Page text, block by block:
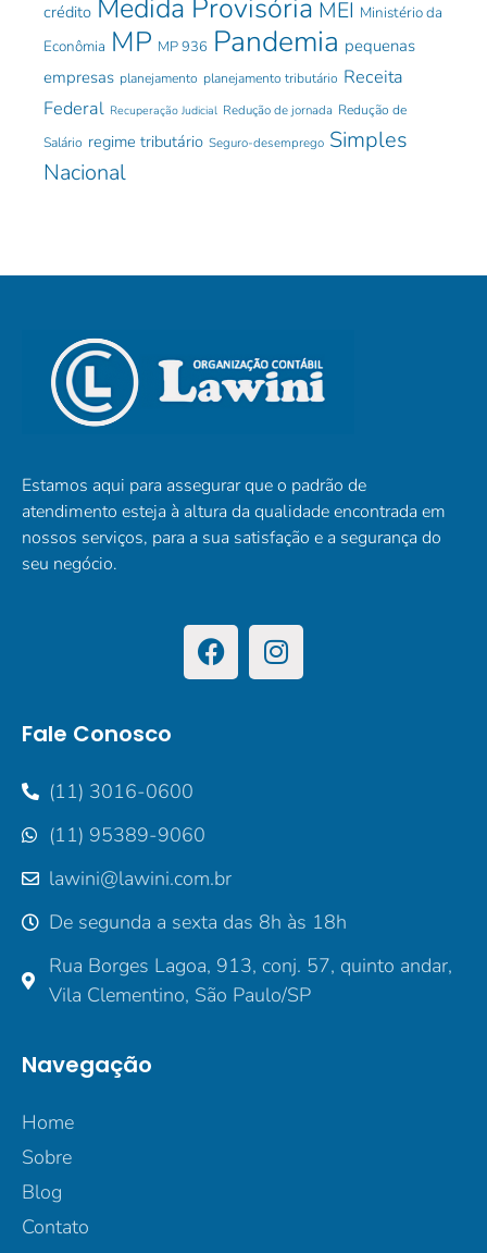
crédito Medida Provisória MEI Ministério da
Econômia MP MP 936 Pandemia pequenas
empresas planejamento planejamento tributário Receita
Federal Recuperação Judicial Redução de jornada Redução de
Salário regime tributário Seguro-desemprego Simples
Nacional
Estamos aqui para assegurar que o padrão de
atendimento esteja à altura da qualidade encontrada em
nossos serviços, para a sua satisfação e a segurança do
seu negócio.
Fale Conosco
(11) 3016-0600
(11) 95389-9060
lawini@lawini.com.br
De segunda a sexta das 8h às 18h
Rua Borges Lagoa, 913, conj. 57, quinto andar,
Vila Clementino, São Paulo/SP
Navegação
Home
Sobre
Blog
Contato